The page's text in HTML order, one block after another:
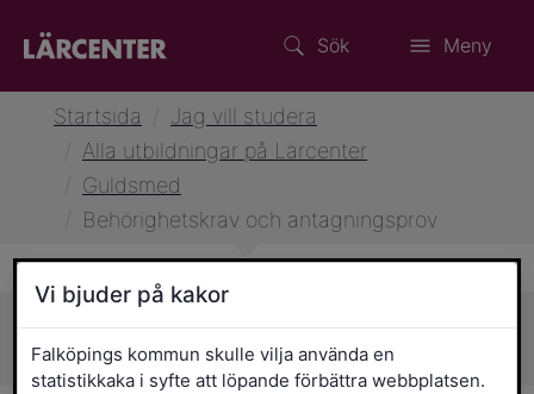
Sök Meny
Startsida
Jag vill studera
Alla utbildningar på Lärcenter
Guldsmed
Behörighetskrav och antagningsprov
Vi bjuder på kakor
Falköpings kommun skulle vilja använda en
statistikkaka i syfte att löpande förbättra webbplatsen.